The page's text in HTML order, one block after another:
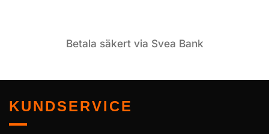
Betala säkert via Svea Bank
KUNDSERVICE